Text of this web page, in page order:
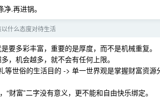
.再进锅。
以什么态度对待生活
要多彩丰富，重要的是厚度，而不是机械重复。
，机会越多，就不会有任何上限。
等世俗的生活目的 -> 单一世界观是掌握财富资
财富”二字没有意义，更不能和自由快乐绑定。